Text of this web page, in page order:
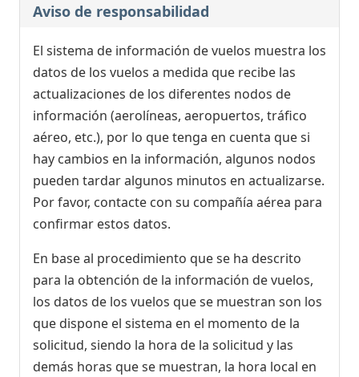
Aviso de responsabilidad
El sistema de información de vuelos muestra los
datos de los vuelos a medida que recibe las
actualizaciones de los diferentes nodos de
información (aerolíneas, aeropuertos, tráfico
aéreo, etc.), por lo que tenga en cuenta que si
hay cambios en la información, algunos nodos
pueden tardar algunos minutos en actualizarse.
Por favor, contacte con su compañía aérea para
confirmar estos datos.
En base al procedimiento que se ha descrito
para la obtención de la información de vuelos,
los datos de los vuelos que se muestran son los
que dispone el sistema en el momento de la
solicitud, siendo la hora de la solicitud y las
demás horas que se muestran, la hora local en